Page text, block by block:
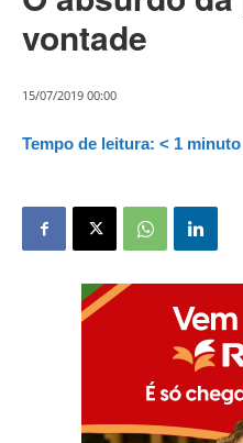
vontade
15/07/2019 00:00
Tempo de leitura: < 1 minuto